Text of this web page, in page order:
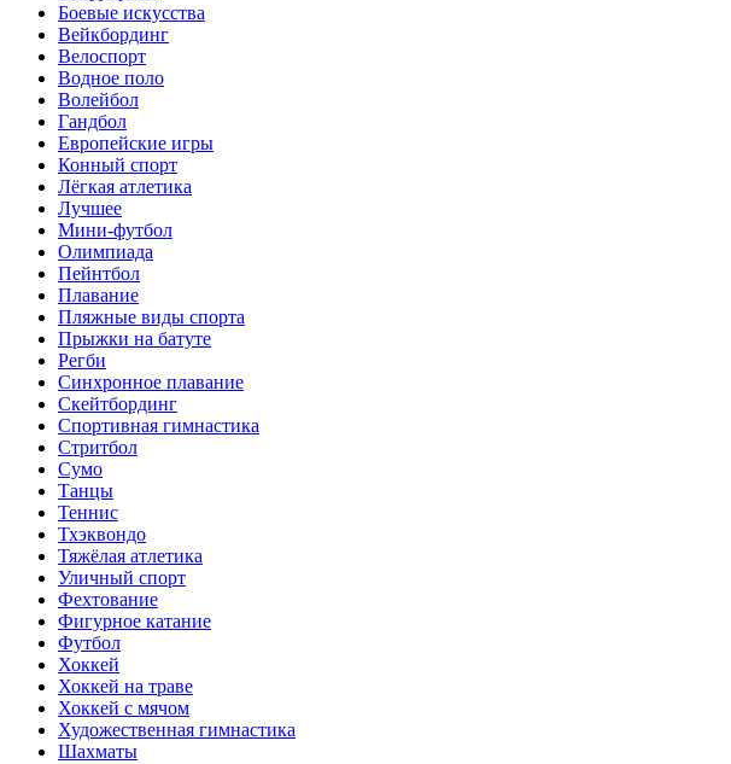
Боевые искусства
Вейкбординг
Велоспорт
Водное поло
Волейбол
Гандбол
Европейские игры
Конный спорт
Лёгкая атлетика
Лучшее
Мини-футбол
Олимпиада
Пейнтбол
Плавание
Пляжные виды спорта
Прыжки на батуте
Регби
Синхронное плавание
Скейтбординг
Спортивная гимнастика
Стритбол
Сумо
Танцы
Теннис
Тхэквондо
Тяжёлая атлетика
Уличный спорт
Фехтование
Фигурное катание
Футбол
Хоккей
Хоккей на траве
Хоккей с мячом
Художественная гимнастика
Шахматы